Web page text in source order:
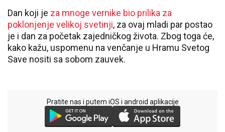
Dan koji je za mnoge vernike bio prilika za
poklonjenje velikoj svetinji, za ovaj mladi par postao
je i dan za početak zajedničkog života. Zbog toga će,
kako kažu, uspomenu na venčanje u Hramu Svetog
Save nositi sa sobom zauvek.
Pratite nas i putem iOS i android aplikacije